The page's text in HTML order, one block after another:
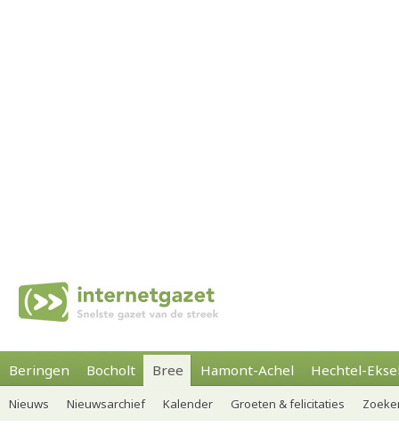
Beringen Bocholt Bree Hamont-Achel Hechtel-
Nieuws Nieuwsarchief Kalender Groeten & felicitaties